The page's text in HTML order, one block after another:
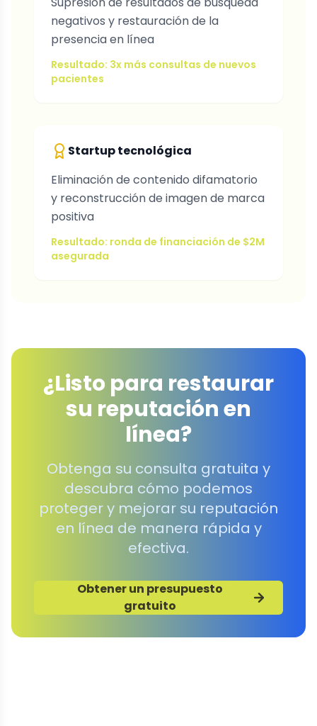
negativos y restauración de la
presencia en línea
Resultado: 3x más consultas de nuevos
pacientes
Startup tecnológica
Eliminación de contenido difamatorio
y reconstrucción de imagen de marca
positiva
Resultado: ronda de financiación de $2M
asegurada
¿Listo para restaurar
su reputación en
línea?
Obtenga su consulta gratuita y
descubra cómo podemos
proteger y mejorar su reputación
en línea de manera rápida y
efectiva.
Obtener un presupuesto
gratuito